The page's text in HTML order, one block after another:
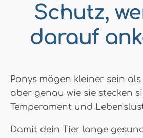
Schutz,
darauf
Ponys mögen kleiner sein als
aber genau wie sie stecken
Temperament und
Damit dein Tier lange